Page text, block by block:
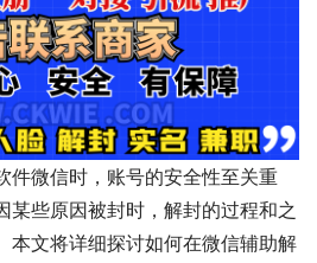
件微信时，账号的安全性至关重
某些原因被封时，解封的过程和之
本文将详细探讨如何在微信辅助解